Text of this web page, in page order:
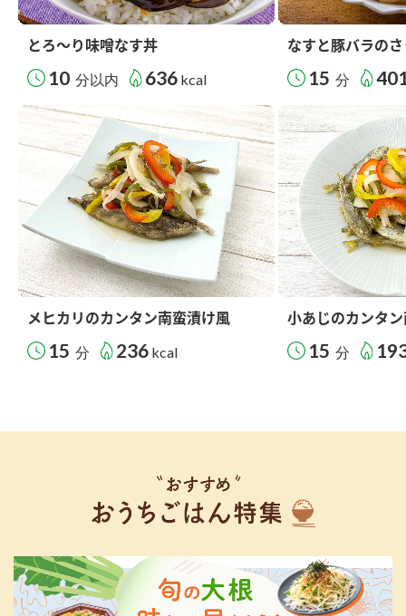
とろ～り味噌なす丼
10 分以内 636 kcal
なすと豚バラの
15 分
メヒカリのカンタン南蛮漬け風
15 分 236 kcal
小あじのカンタ
15 分